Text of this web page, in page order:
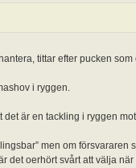
tittar efter pucken
i ryggen.
är en tackling i ryggen
men om
det oerhört svårt att välja när